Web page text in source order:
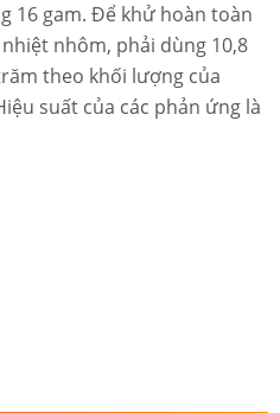
16 gam. Để khử hoàn toàn
nhôm, phải dùng 10,8
theo khối lượng của
suất của các phản ứng là